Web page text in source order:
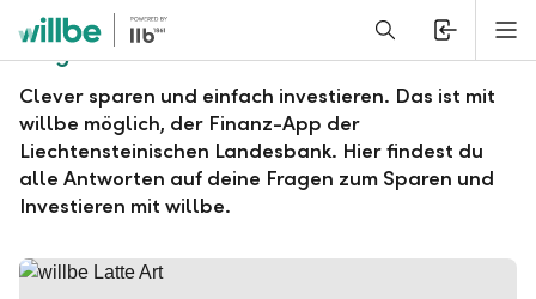
Alerts.Headline
Fragen und Antworten zu willbe
Clever sparen und einfach investieren. Das ist mit
willbe möglich, der Finanz-App der
Liechtensteinischen Landesbank. Hier findest du
alle Antworten auf deine Fragen zum Sparen und
Investieren mit willbe.